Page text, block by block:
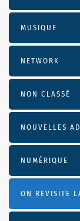
MUSIQUE
NETWORK
NON CLASSÉ
NOUVELLES
NUMÉRIQUE
ON REVISITE